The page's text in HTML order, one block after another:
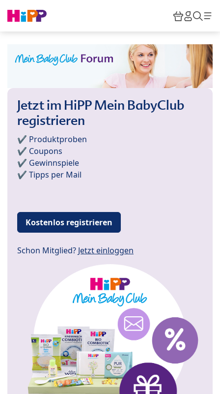
HiPP
Jetzt im HiPP Mein BabyClub
registrieren
✔️ Produktproben
✔️ Coupons
✔️ Gewinnspiele
✔️ Tipps per Mail
Kostenlos registrieren
Schon Mitglied? Jetzt einloggen